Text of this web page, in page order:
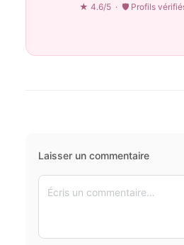
★ 4.6/5 · 🛡 Profils
Laisser un commentaire